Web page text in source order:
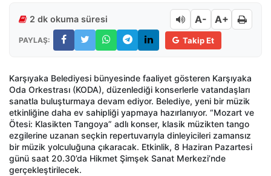
2 dk okuma süresi A- A+
PAYLAŞ: Takip Et
Karşıyaka Belediyesi bünyesinde faaliyet gösteren Karşıyaka
Oda Orkestrası (KODA), düzenlediği konserlerle vatandaşları
sanatla buluşturmaya devam ediyor. Belediye, yeni bir müzik
etkinliğine daha ev sahipliği yapmaya hazırlanıyor. “Mozart ve
Ötesi: Klasikten Tangoya” adlı konser, klasik müzikten tango
ezgilerine uzanan seçkin repertuvarıyla dinleyicileri zamansız
bir müzik yolculuğuna çıkaracak. Etkinlik, 8 Haziran Pazartesi
günü saat 20.30’da Hikmet Şimşek Sanat Merkezi’nde
gerçekleştirilecek.